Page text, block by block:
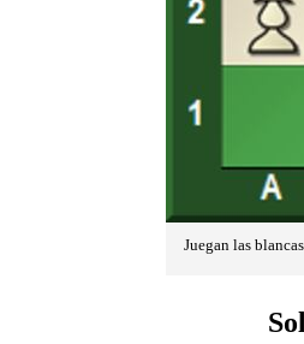
Juegan las blancas.